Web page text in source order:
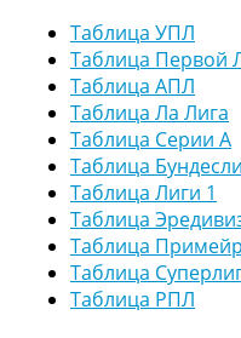
Таблица УПЛ
Таблица Первой
Таблица АПЛ
Таблица Ла Лига
Таблица Серии А
Таблица
Таблица Лиги 1
Таблица
Таблица
Таблица
Таблица РПЛ